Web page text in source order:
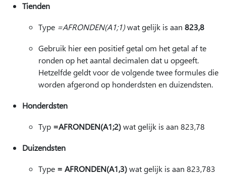
Tienden
Type =AFRONDEN(A1;1)wat gelijk is aan 823,8
Gebruik hier een positief getal om het getal af te
ronden op het aantal decimalen dat u opgeeft.
Hetzelfde geldt voor de volgende twee formules die
worden afgerond op honderdsten en duizendsten.
Honderdsten
Typ =AFRONDEN(A1;2)wat gelijk is aan 823,78
Duizendsten
Type = AFRONDEN(A1,3)wat gelijk is aan 823,783